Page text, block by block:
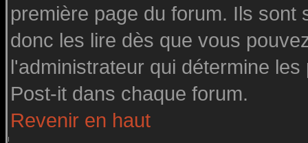
première page du forum. Ils
donc les lire dès que vous
l'administrateur qui détermine
Post-it dans chaque forum.
Revenir en haut